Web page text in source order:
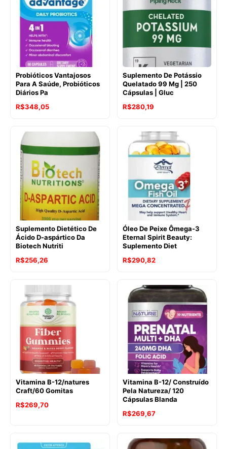
Probióticos Vantajosos
Para A Saúde, Probióticos
Diários Pa
R$348,05
Suplemento De Potássio
Quelatado 99 Mg | 250
Cápsulas | Gluc
R$280,19
Suplemento Dietético De
Ácido D-aspártico Da
Biotech Nutriti
R$256,26
Óleo De Peixe Ômega-3
Eternal Spirit Beauty:
Suplemento Diet
R$290,82
Vitamina B-12/natures
Craft/60 Gomitas
R$269,70
Vitamina B-12/ Construído
Pela Natureza/ 120
Cápsulas Blanda
R$269,67